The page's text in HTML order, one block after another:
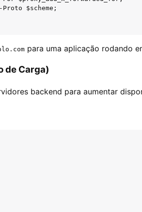
$scheme;
para uma aplicação rodando
de Carga)
backend para aumentar